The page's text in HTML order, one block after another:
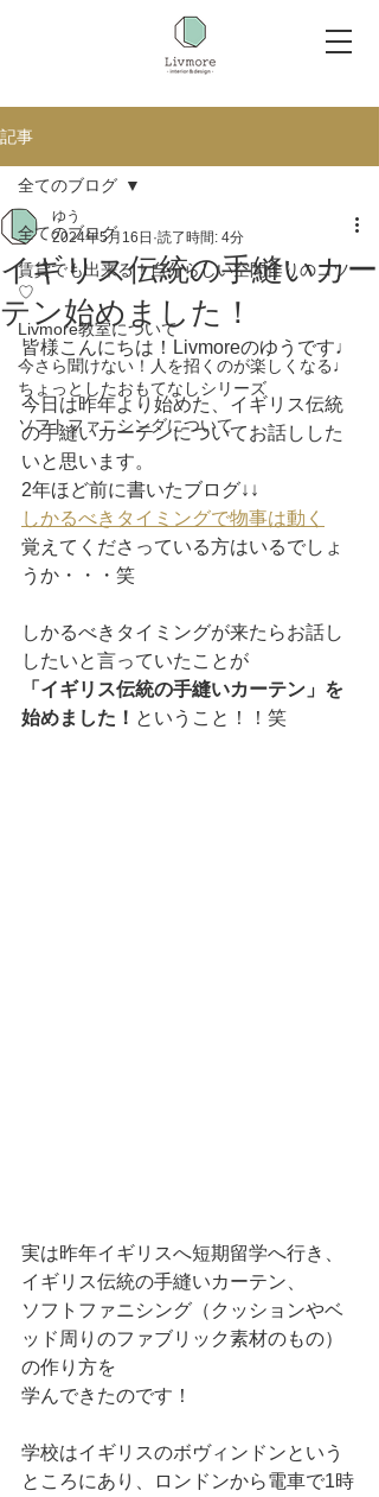
記事
全てのブログ
賃貸でも出来る！自分らしい空間作りのコツ
♡
Livmore教室について
今さら聞けない！人を招くのが楽しくなる♩
ちょっとしたおもてなしシリーズ
ソフトファニシングについて
全てのブログ
イギリス伝統の手縫いカー
テン始めました！
ゆう
2024年5月16日 読了時間: 4分
皆様こんにちは！Livmoreのゆうです♩
今日は昨年より始めた、イギリス伝統
の手縫いカーテンについてお話しした
いと思います。
2年ほど前に書いたブログ↓↓
しかるべきタイミングで物事は動く
覚えてくださっている方はいるでしょ
うか・・・笑
しかるべきタイミングが来たらお話し
したいと言っていたことが
「イギリス伝統の手縫いカーテン」を
始めました！ ということ！！笑
実は昨年イギリスへ短期留学へ行き、
イギリス伝統の手縫いカーテン、
ソフトファニシング（クッションやベ
ッド周りのファブリック素材のもの）
の作り方を
学んできたのです！
学校はイギリスのボヴィンドンという
ところにあり、ロンドンから電車で1時